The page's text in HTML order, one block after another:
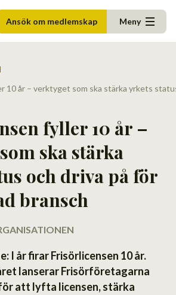
Ansök om medlemskap Meny
10 år – verktyget som ska stärka yrkets
fyller 10 år –
ska stärka
och driva på för
bransch
I år firar Frisörlicensen 10 år.
lanserar Frisörföretagarna
att lyfta licensen, stärka